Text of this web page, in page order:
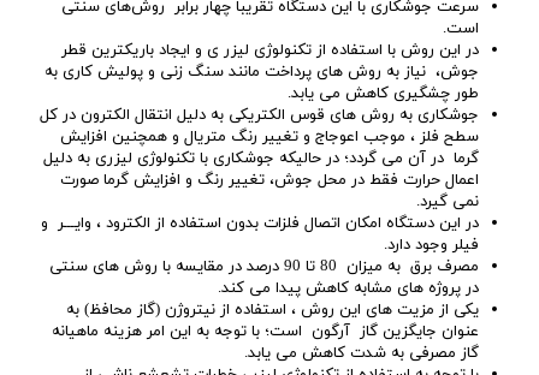
سرعت جوشکاری با این دستگاه تقریباً چهار برابر روش‌های سنتی
است.
در این روش با استفاده از تکنولوژی لیزر ی و ایجاد باریکترین قطر
جوش، نیاز به روش های پرداخت مانند سنگ زنی و پولیش کاری به
طور چشگیری کاهش می یابد.
جوشکاری به روش های قوس الکتریکی به دلیل انتقال الکترون در کل
سطح فلز ، موجب اعوجاج و تغییر رنگ متریال و همچنین افزایش
گرما در آن می گردد؛ در حالیکه جوشکاری با تکنولوژی لیزری به دلیل
اعمال حرارت فقط در محل جوش، تغییر رنگ و افزایش گرما صورت
نمی گیرد.
در این دستگاه امکان اتصال فلزات بدون استفاده از الکترود ، وایـــر و
فیلر وجود دارد.
مصرف برق به میزان 80 تا 90 درصد در مقایسه با روش های سنتی
در پروژه های مشابه کاهش پیدا می کند.
یکی از مزیت های این روش ، استفاده از نیتروژن (گاز محافظ) به
عنوان جایگزین گاز آرگون است؛ با توجه به این امر هزینه ماهیانه
گاز مصرفی به شدت کاهش می یابد.